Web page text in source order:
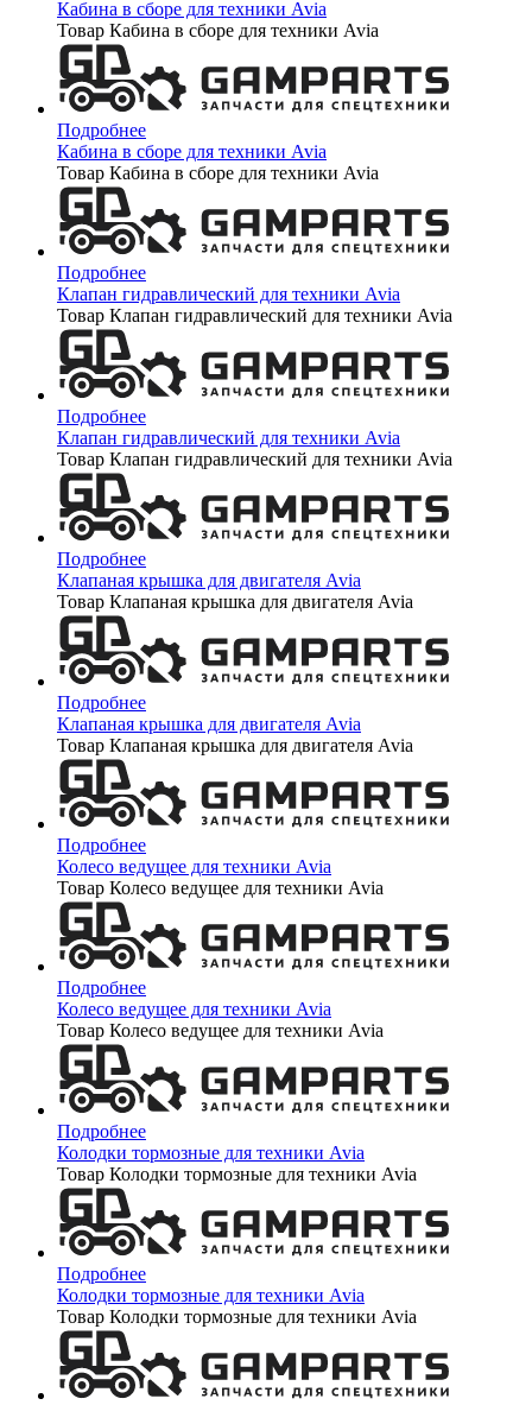
Кабина в сборе для техники Avia
Товар Кабина в сборе для техники Avia
Подробнее
Кабина в сборе для техники Avia
Товар Кабина в сборе для техники Avia
Подробнее
Клапан гидравлический для техники Avia
Товар Клапан гидравлический для техники Avia
Подробнее
Клапан гидравлический для техники Avia
Товар Клапан гидравлический для техники Avia
Подробнее
Клапаная крышка для двигателя Avia
Товар Клапаная крышка для двигателя Avia
Подробнее
Клапаная крышка для двигателя Avia
Товар Клапаная крышка для двигателя Avia
Подробнее
Колесо ведущее для техники Avia
Товар Колесо ведущее для техники Avia
Подробнее
Колесо ведущее для техники Avia
Товар Колесо ведущее для техники Avia
Подробнее
Колодки тормозные для техники Avia
Товар Колодки тормозные для техники Avia
Подробнее
Колодки тормозные для техники Avia
Товар Колодки тормозные для техники Avia